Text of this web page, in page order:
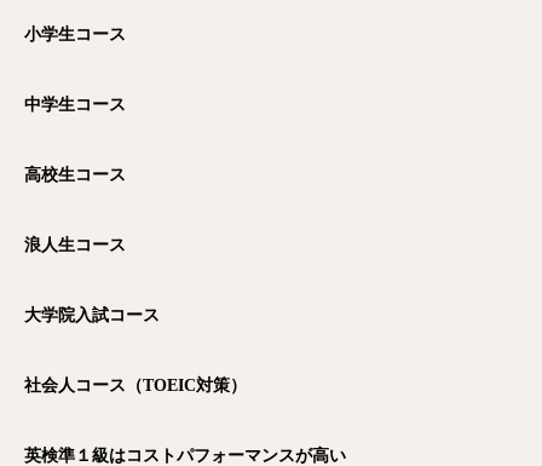
小学生コース
中学生コース
高校生コース
浪人生コース
大学院入試コース
社会人コース（TOEIC対策）
英検準１級はコストパフォーマンスが高い